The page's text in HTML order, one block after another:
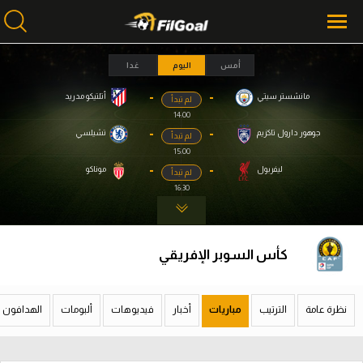
محتوى إخباري
الرئيسية
ميركاتو
فانتازي في الجول
أمس اليوم غدا
- مانشستر سيتي - أتلتيكو مدريد
لم تبدأ
14:00
- جوهور دارول تاكزيم - تشيلسي
لم تبدأ
15:00
- ليفربول - موناكو
لم تبدأ
16:30
محتوى إخباري
الرئيسية
أخبار
ميركاتو
فانتازي في الجول
كأس السوبر الإفريقي
نظرة عامة الترتيب مباريات أخبار فيديوهات ألبومات الهدافون